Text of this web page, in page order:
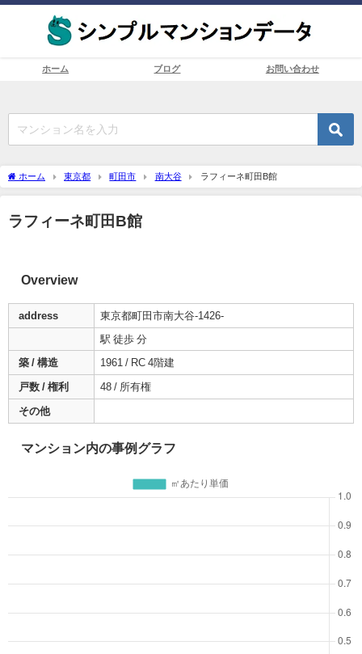
ホーム ブログ お問い合わせ
ホーム 東京都 町田市 南大谷 ラフィーネ町田B館
ラフィーネ町田B館
Overview
address 東京都町田市南大谷-1426-
駅 徒歩 分
築 / 構造 1961 / RC 4階建
戸数 / 権利 48 / 所有権
その他
マンション内の事例グラフ